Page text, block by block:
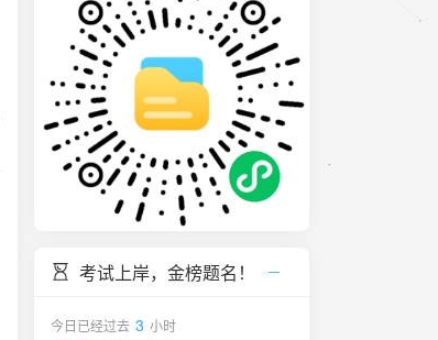
考试上岸，金榜题名！
今日已经过去 3 小时